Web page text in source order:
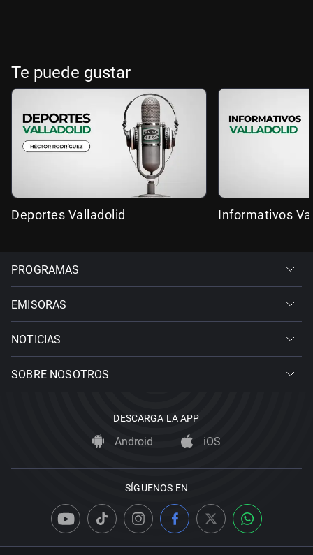
Te puede gustar
Deportes Valladolid Informativos
PROGRAMAS
EMISORAS
NOTICIAS
SOBRE NOSOTROS
DESCARGA LA APP
Android iOS
SÍGUENOS EN